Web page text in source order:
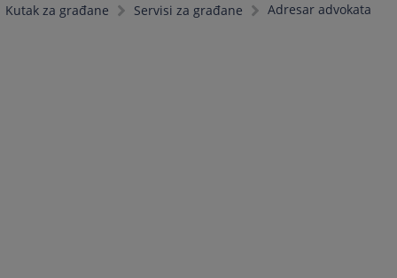
Kutak za građane Servisi za građane Adresar advokata